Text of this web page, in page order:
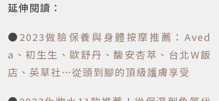
延伸閱讀：
● 2023做臉保養與身體按摩推薦：Aved
a、初生生、歐舒丹、馥安杏萃、台北W飯
店、英草社…從頭到腳的頂級護膚享受